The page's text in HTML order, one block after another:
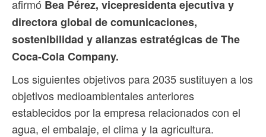
afirmó Bea Pérez, vicepresidenta ejecutiva y
directora global de comunicaciones,
sostenibilidad y alianzas estratégicas de The
Coca-Cola Company.
Los siguientes objetivos para 2035 sustituyen a los
objetivos medioambientales anteriores
establecidos por la empresa relacionados con el
agua, el embalaje, el clima y la agricultura.